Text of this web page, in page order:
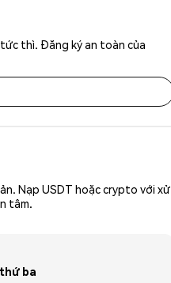
thì. Đăng ký an toàn của
Nạp USDT hoặc crypto với xử
tâm.
ba